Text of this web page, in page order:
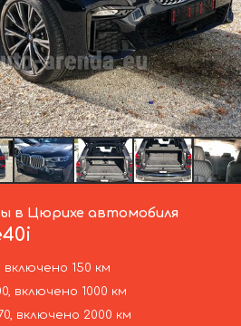
в Цюрихе автомобиля
включено 150 км
включено 1000 км
включено 2000 км